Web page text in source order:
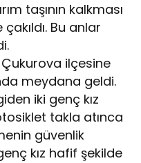
taşının kalkması
Bu anlar
ilçesine
meydana geldi.
iki genç kız
takla atınca
güvenlik
kız hafif şekilde